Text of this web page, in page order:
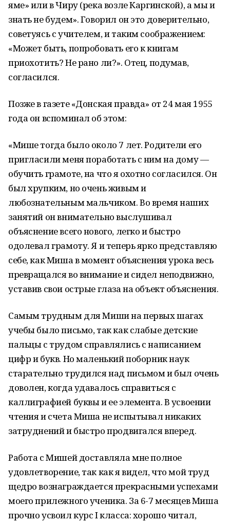
яме» или в Чиру (река возле Каргинской), а мы и
знать не будем». Говорил он это доверительно,
советуясь с учителем, и таким соображением:
«Может быть, попробовать его к книгам
приохотить? Не рано ли?». Отец, подумав,
согласился.
Позже в газете «Донская правда» от 24 мая 1955
года он вспоминал об этом:
«Мише тогда было около 7 лет. Родители его
пригласили меня поработать с ним на дому —
обучить грамоте, на что я охотно согласился. Он
был хрупким, но очень живым и
любознательным мальчиком. Во время наших
занятий он внимательно выслушивал
объяснение всего нового, легко и быстро
одолевал грамоту. Я и теперь ярко представляю
себе, как Миша в момент объяснения урока весь
превращался во внимание и сидел неподвижно,
уставив свои острые глаза на объект объяснения.
Самым трудным для Миши на первых шагах
учебы было письмо, так как слабые детские
пальцы с трудом справлялись с написанием
цифр и букв. Но маленький поборник наук
старательно трудился над письмом и был очень
доволен, когда удавалось справиться с
каллиграфией буквы и ее элемента. В усвоении
чтения и счета Миша не испытывал никаких
затруднений и быстро продвигался вперед.
Работа с Мишей доставляла мне полное
удовлетворение, так как я видел, что мой труд
щедро вознаграждается прекрасными успехами
моего прилежного ученика. За 6-7 месяцев Миша
прочно усвоил курс І класса: хорошо читал,